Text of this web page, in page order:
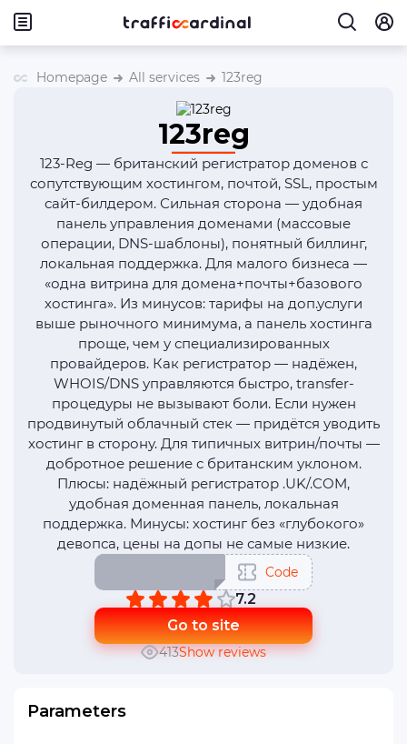
Homepage All services 123reg
123reg
123-Reg — британский регистратор доменов с
сопутствующим хостингом, почтой, SSL, простым
сайт-билдером. Сильная сторона — удобная
панель управления доменами (массовые
операции, DNS-шаблоны), понятный биллинг,
локальная поддержка. Для малого бизнеса —
«одна витрина для домена+почты+базового
хостинга». Из минусов: тарифы на доп.услуги
выше рыночного минимума, а панель хостинга
проще, чем у специализированных
провайдеров. Как регистратор — надёжен,
WHOIS/DNS управляются быстро, transfer-
процедуры не вызывают боли. Если нужен
продвинутый облачный стек — придётся уводить
хостинг в сторону. Для типичных витрин/почты —
добротное решение с британским уклоном.
Плюсы: надёжный регистратор .UK/.COM,
удобная доменная панель, локальная
поддержка. Минусы: хостинг без «глубокого»
девопса, цены на допы не самые низкие.
Code
7.2
Go to site
413Show reviews
Parameters